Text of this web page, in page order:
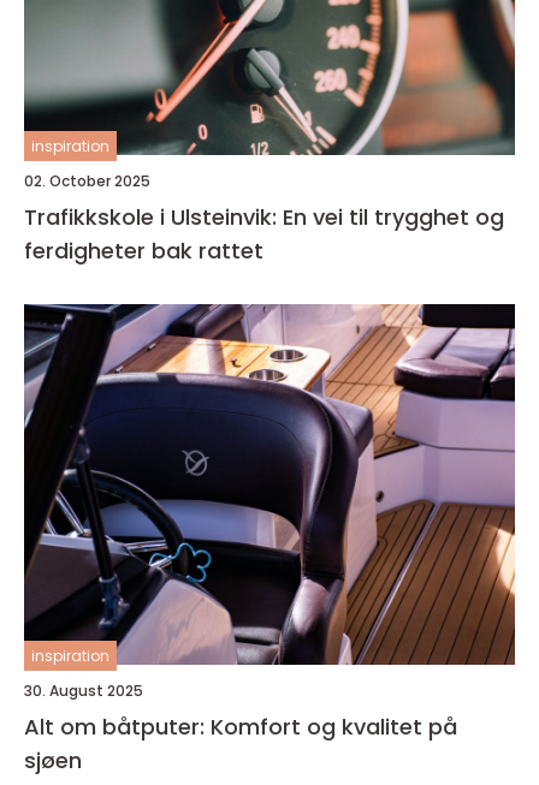
inspiration
02. October 2025
Trafikkskole i Ulsteinvik: En vei til trygghet og
ferdigheter bak rattet
inspiration
30. August 2025
Alt om båtputer: Komfort og kvalitet på
sjøen